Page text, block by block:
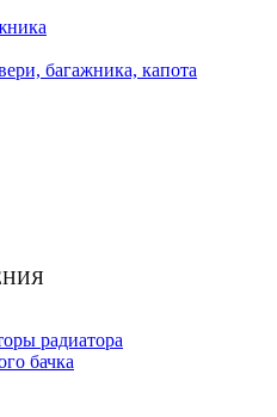
багажника, капота
радиатора
бачка